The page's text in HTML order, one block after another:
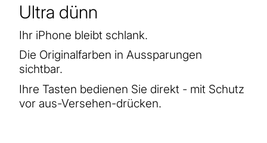
Ultra dünn
Ihr iPhone bleibt schlank.
Die Originalfarben in Aussparungen
sichtbar.
Ihre Tasten bedienen Sie direkt - mit Schutz
vor aus-Versehen-drücken.